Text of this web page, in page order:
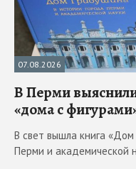
07.08.2026
В Перми
«дома с
В свет вышла книга
Перми и академической